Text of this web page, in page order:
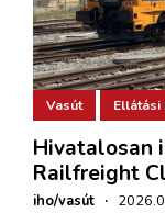
Vasút Ellátási
Hivatalosan
Railfreight
iho/vasút ·